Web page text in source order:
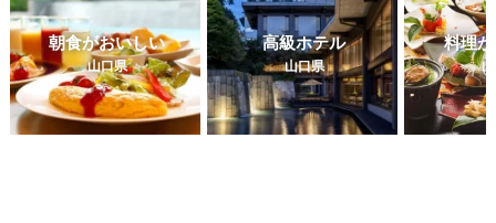
朝食がおいしい
山口県
高級ホテル
山口県
料理